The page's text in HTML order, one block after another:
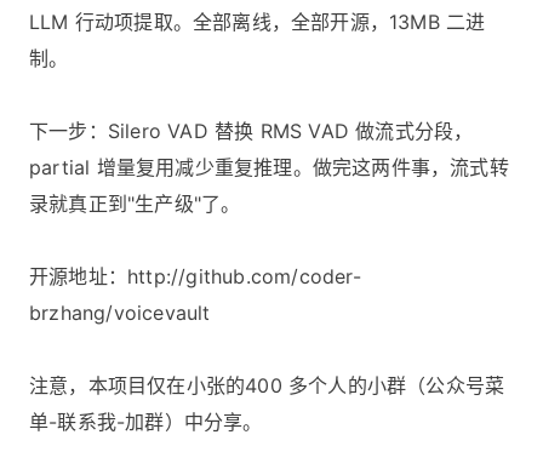
LLM 行动项提取。全部离线，全部开源，13MB 二进
制。
下一步：Silero VAD 替换 RMS VAD 做流式分段，
partial 增量复用减少重复推理。做完这两件事，流式转
录就真正到"生产级"了。
开源地址：http://github.com/coder-
brzhang/voicevault
注意，本项目仅在小张的400 多个人的小群（公众号菜
单-联系我-加群）中分享。